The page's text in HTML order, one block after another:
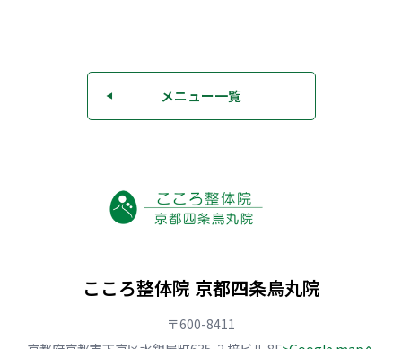
◀ メニュー一覧
こころ整体院 京都四条烏丸院
〒600-8411